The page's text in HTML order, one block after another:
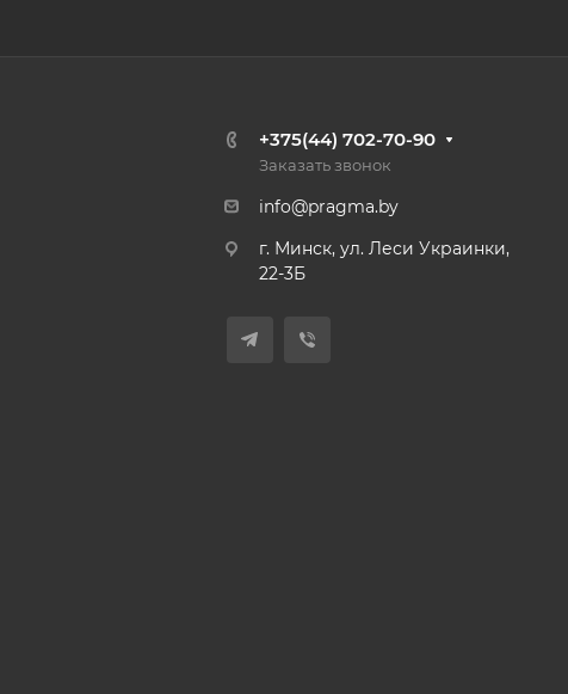
+375(44) 702-70-90
Заказать звонок
info@pragma.by
г. Минск, ул. Леси Украинки,
22-3Б